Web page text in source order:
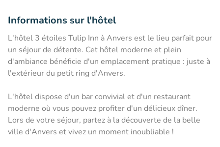
Informations sur l'hôtel
L'hôtel 3 étoiles Tulip Inn à Anvers est le lieu parfait pour
un séjour de détente. Cet hôtel moderne et plein
d'ambiance bénéficie d'un emplacement pratique : juste à
l'extérieur du petit ring d'Anvers.
L'hôtel dispose d'un bar convivial et d'un restaurant
moderne où vous pouvez profiter d'un délicieux dîner.
Lors de votre séjour, partez à la découverte de la belle
ville d'Anvers et vivez un moment inoubliable !